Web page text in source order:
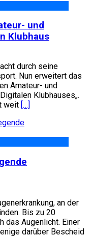
und
Klubhaus
durch seine
Nun erweitert das
Amateur- und
Klubhauses„.
weit […]
an der
Bis zu 20
das Augenlicht. Einer
darüber Bescheid